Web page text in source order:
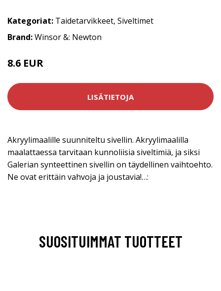
Kategoriat: Taidetarvikkeet, Siveltimet
Brand:Winsor &: Newton
8.6 EUR
LISÄTIETOJA
Akryylimaalille suunniteltu sivellin. Akryylimaalilla
maalattaessa tarvitaan kunnoliisia siveltimiä, ja siksi
Galerian synteettinen sivellin on täydellinen vaihtoehto.
Ne ovat erittäin vahvoja ja joustavia!…:
SUOSITUIMMAT TUOTTEET